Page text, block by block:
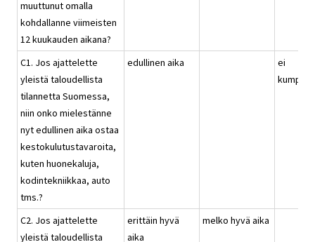
muuttunut omalla
kohdallanne viimeisten
12 kuukauden aikana?
C1. Jos ajattelette
yleistä taloudellista
tilannetta Suomessa,
niin onko mielestänne
nyt edullinen aika ostaa
kestokulutustavaroita,
kuten huonekaluja,
kodintekniikkaa, auto
tms.?
edullinen aika
ei
C2. Jos ajattelette
yleistä taloudellista
erittäin hyvä
aika
melko hyvä aika